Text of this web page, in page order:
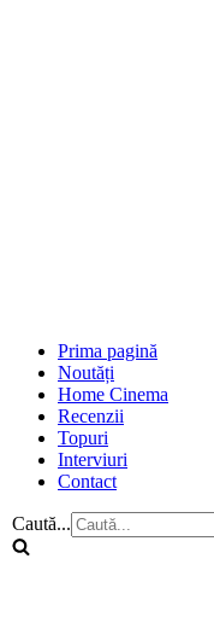
Prima pagină
Noutăți
Home Cinema
Recenzii
Topuri
Interviuri
Contact
Caută...